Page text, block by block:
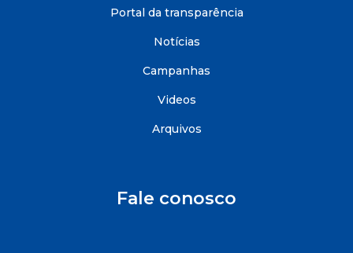
Portal da transparência
Notícias
Campanhas
Videos
Arquivos
Fale conosco